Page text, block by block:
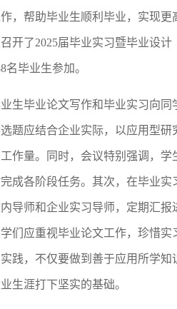
，帮助毕业生顺利毕业，实现更
开了2025届毕业实习暨毕业设
毕业生参加。
生毕业论文写作和毕业实习向
题应结合企业实际，以应用型
作量。同时，会议特别强调，
成各阶段任务。 其次， 在毕业实
导师和企业实习导师，定期汇报
们应重视毕业论文工作，珍惜实
践，不仅要做到善于应用所学
生涯打下坚实的基础。